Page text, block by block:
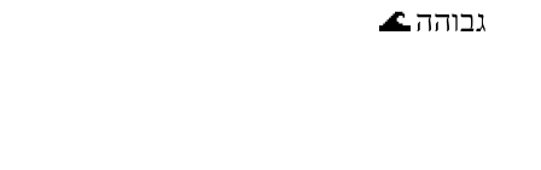
גבוהה 🌊